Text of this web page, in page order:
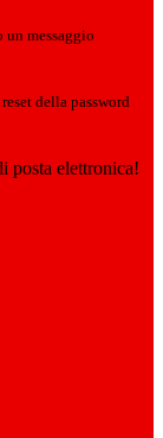
un messaggio
della password
posta elettronica!